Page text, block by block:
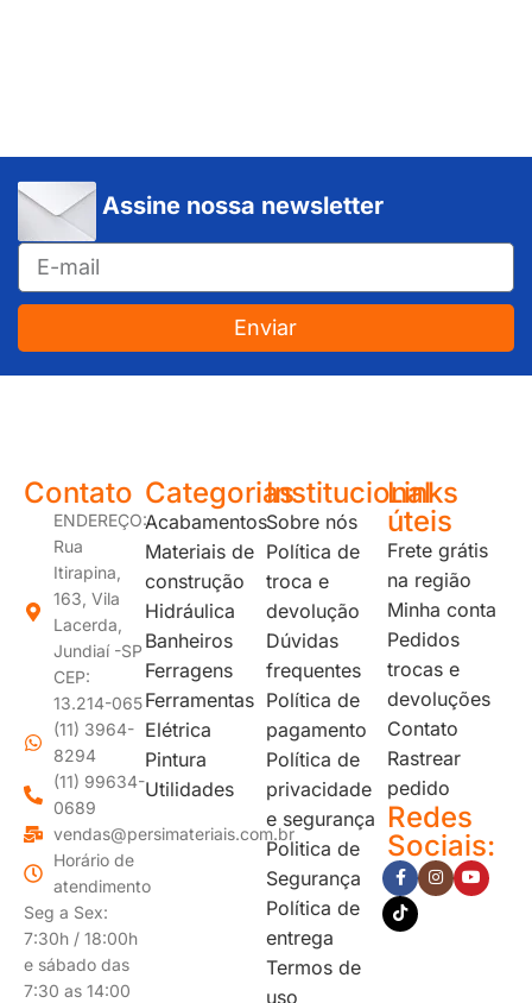
Assine nossa newsletter
Enviar
Contato
ENDEREÇO:
Rua
Itirapina,
163, Vila
Lacerda,
Jundiaí -SP
CEP:
13.214-065
(11) 3964-
8294
(11) 99634-
0689
vendas@persimateriais.com.br
Horário de
atendimento
Seg a Sex:
7:30h / 18:00h
e sábado das
7:30 as 14:00
Categorias
Acabamentos
Materiais de
construção
Hidráulica
Banheiros
Ferragens
Ferramentas
Elétrica
Pintura
Utilidades
Institucional
Sobre nós
Política de
troca e
devolução
Dúvidas
frequentes
Política de
pagamento
Política de
privacidade
e segurança
Politica de
Segurança
Política de
entrega
Termos de
uso
Links
úteis
Frete grátis
na região
Minha conta
Pedidos
trocas e
devoluções
Contato
Rastrear
pedido
Redes
Sociais: